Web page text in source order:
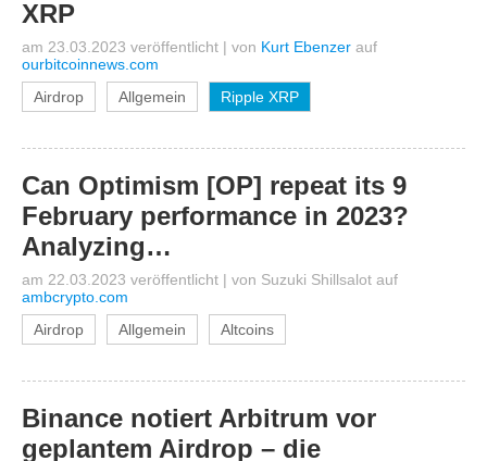
XRP
am 23.03.2023 veröffentlicht | von Kurt Ebenzer auf
ourbitcoinnews.com
Airdrop
Allgemein Ripple XRP
Can Optimism [OP] repeat its 9
February performance in 2023?
Analyzing…
am 22.03.2023 veröffentlicht | von Suzuki Shillsalot auf
ambcrypto.com
Airdrop
Allgemein Altcoins
Binance notiert Arbitrum vor
geplantem Airdrop – die